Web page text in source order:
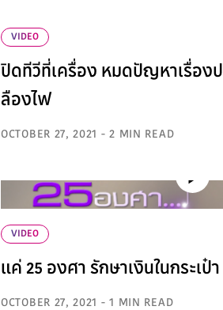
VIDEO
ปิดทีวีที่เครื่อง หมดปัญหาเรื่องป
ลืองไฟ
OCTOBER 27, 2021 - 2 MIN READ
VIDEO
แค่ 25 องศา รักษาเงินในกระเป๋า
OCTOBER 27, 2021 - 1 MIN READ